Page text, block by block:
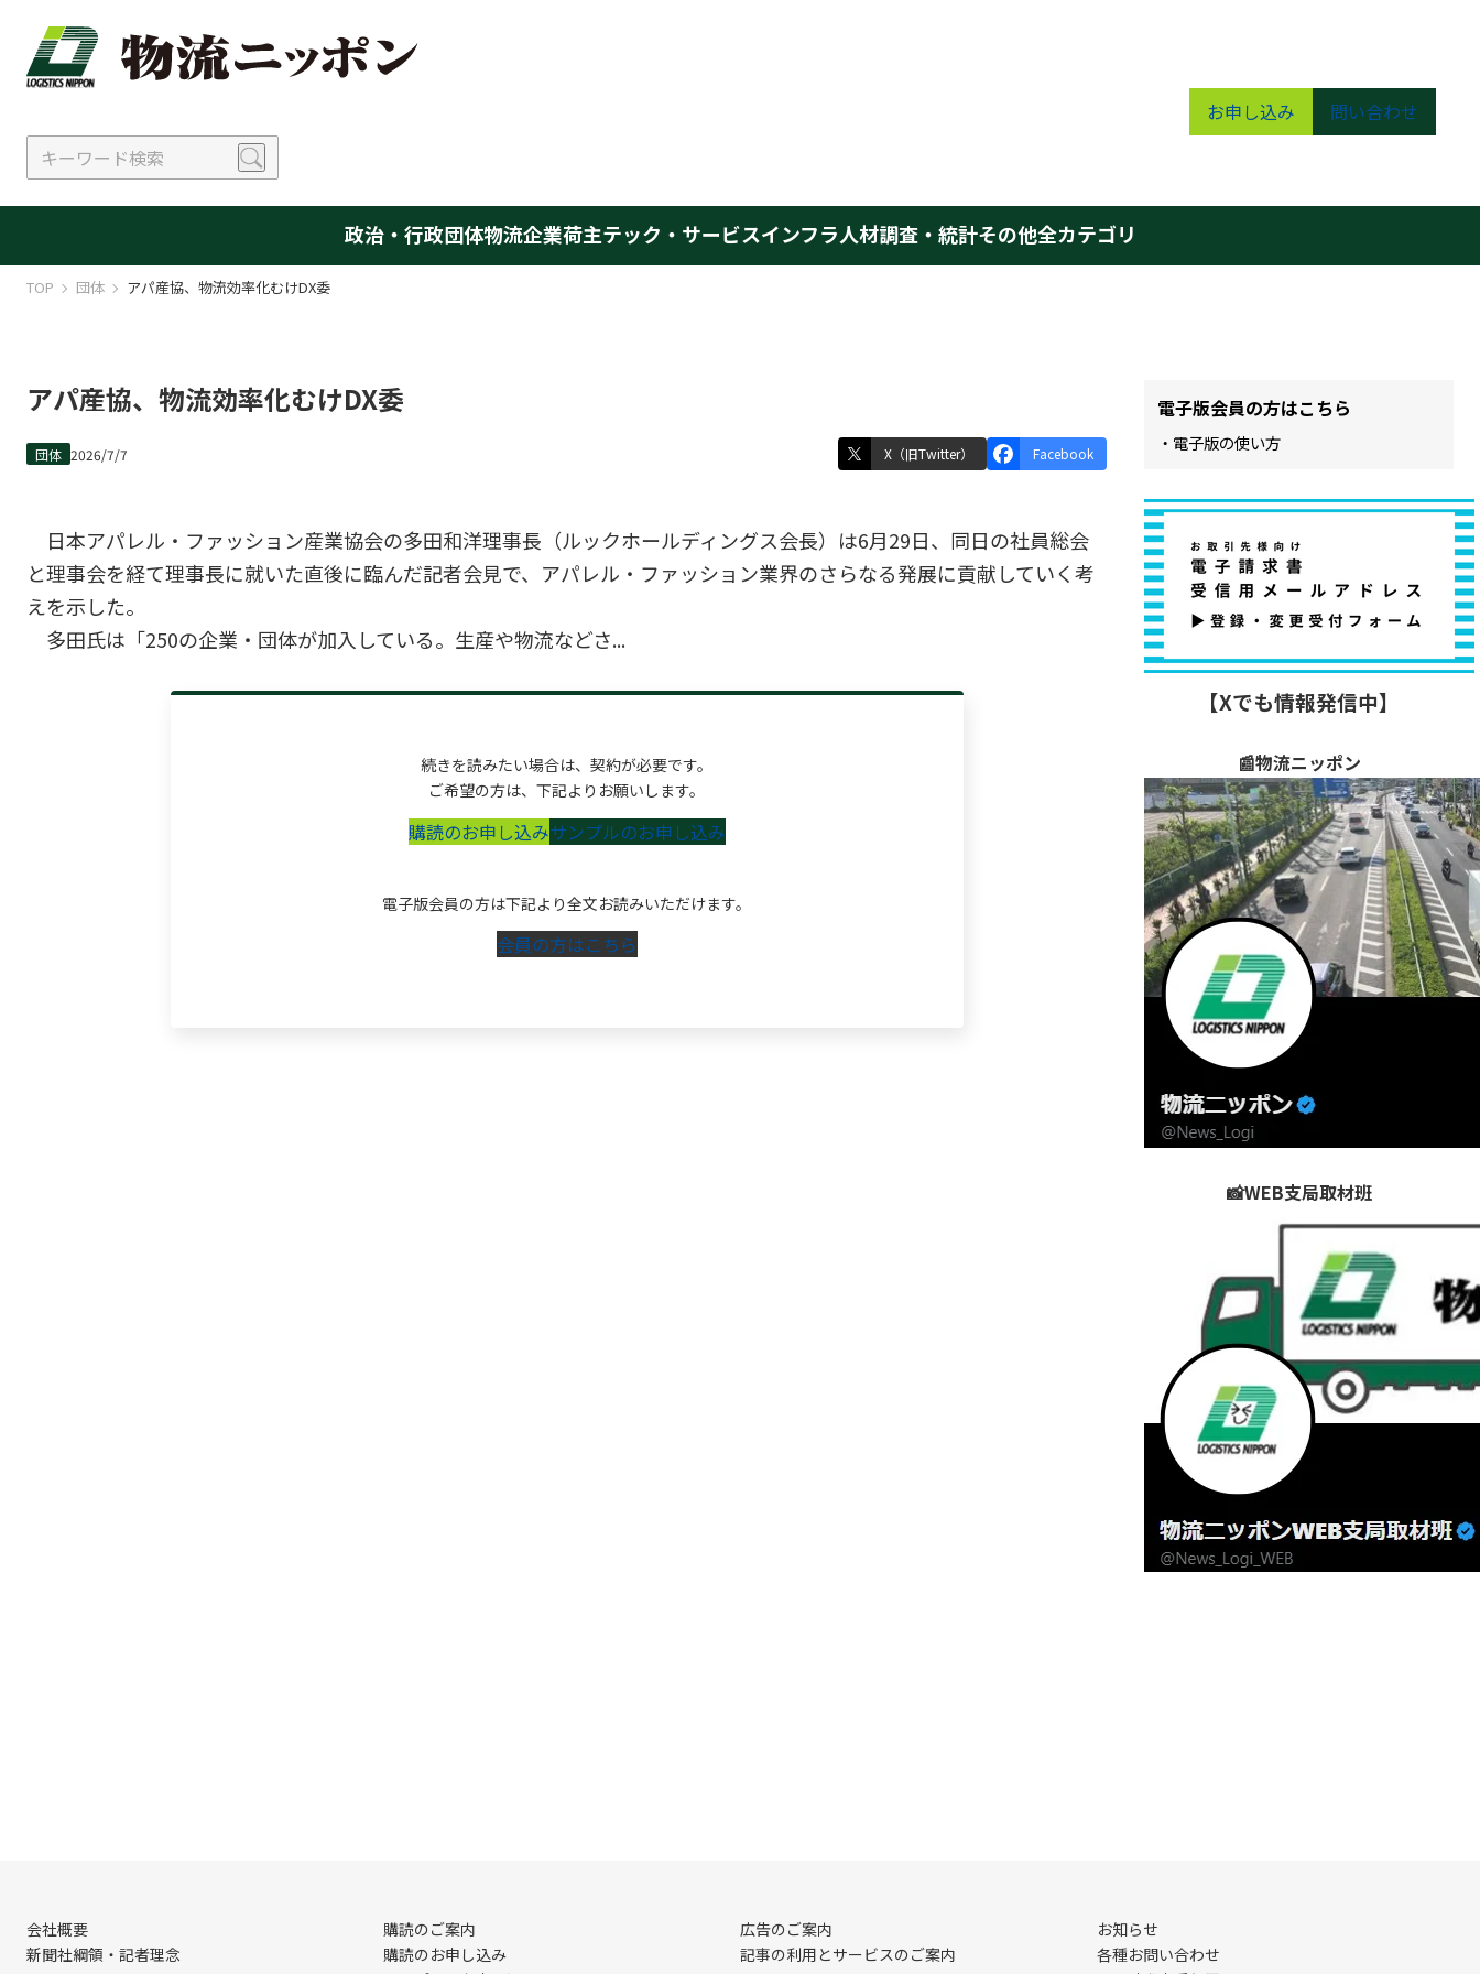
お申し込み 問い合わせ
政治・行政団体物流企業荷主テック・サービスインフラ人材調査・統計その他全カテゴリ
TOP 団体 アパ産協、物流効率化むけDX委
アパ産協、物流効率化むけDX委
団体 2026/7/7 X（旧Twitter） Facebook
日本アパレル・ファッション産業協会の多田和洋理事長（ルックホールディングス会長）は6月29日、同日の社員総会
と理事会を経て理事長に就いた直後に臨んだ記者会見で、アパレル・ファッション業界のさらなる発展に貢献していく考
えを示した。
多田氏は「250の企業・団体が加入している。生産や物流などさ...
続きを読みたい場合は、契約が必要です。
ご希望の方は、下記よりお願いします。
購読のお申し込みサンプルのお申し込み
電子版会員の方は下記より全文お読みいただけます。
会員の方はこちら
電子版会員の方はこちら
・電子版の使い方
【Xでも情報発信中】
📰物流ニッポン
📸WEB支局取材班
会社概要
新聞社綱領・記者理念
購読のご案内
購読のお申し込み
広告のご案内
記事の利用とサービスのご案内
お知らせ
各種お問い合わせ